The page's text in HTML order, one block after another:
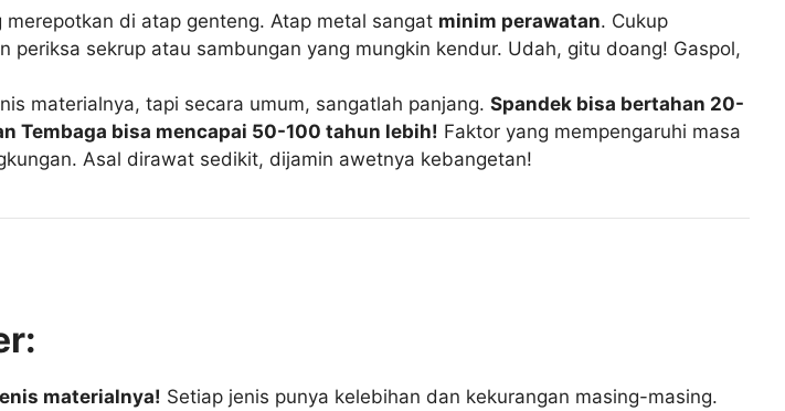
di atap genteng. Atap metal sangat minim perawatan. Cukup
sekrup atau sambungan yang mungkin kendur. Udah, gitu doang! Gaspol,
materialnya, tapi secara umum, sangatlah panjang.Spandek bisa bertahan 20-
Tembaga bisa mencapai 50-100 tahun lebih! Faktor yang mempengaruhi masa
Asal dirawat sedikit, dijamin awetnya kebangetan!
materialnya! Setiap jenis punya kelebihan dan kekurangan masing-masing.